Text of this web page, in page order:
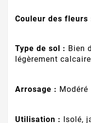
Couleur des fleurs
Type de sol : Bien
légèrement calcaire
Arrosage : Modéré
Utilisation : Isolé,